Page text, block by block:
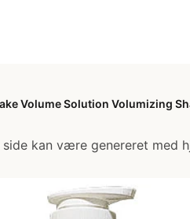
Volume Solution Volumizing
kan være genereret med